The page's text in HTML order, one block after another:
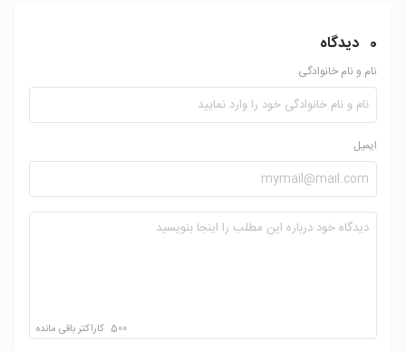
0 دیدگاه
نام و نام خانوادگی
ایمیل
500 کاراکتر باقی مانده